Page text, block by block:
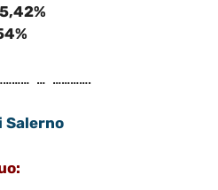
… ………….
Salerno